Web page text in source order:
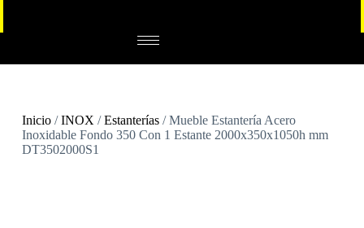
Inicio/INOX /Estanterías/ Mueble Estantería Acero
Inoxidable Fondo 350 Con 1 Estante 2000x350x1050h mm
DT3502000S1